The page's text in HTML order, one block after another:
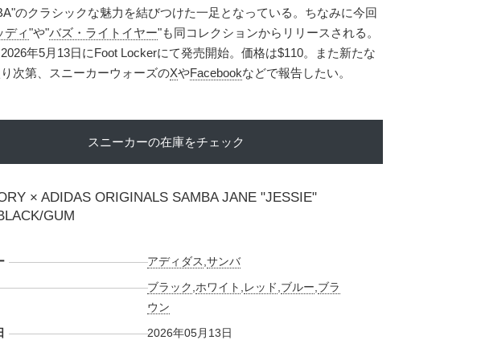
のクラシックな魅力を結びつけた一足となっている。ちなみに今回
ディ"や"バズ・ライトイヤー"も同コレクションからリリースされる。
年5月13日にFoot Lockerにて発売開始。価格は$110。また新たな
次第、スニーカーウォーズのXやFacebookなどで報告したい。
スニーカーの在庫をチェック
× ADIDAS ORIGINALS SAMBA JANE "JESSIE"
GUM
アディダス ,サンバ
ブラック ホワイト レッド ブルー ブラ
ウン
2026年05月13日